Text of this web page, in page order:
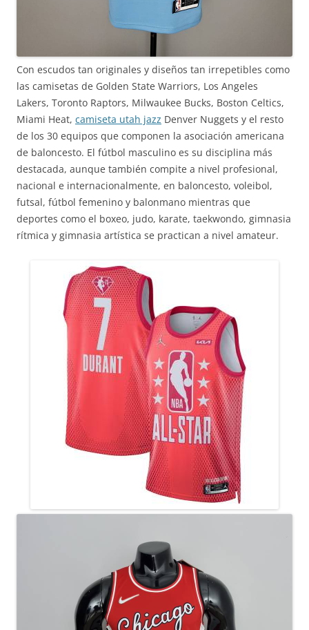
Con escudos tan originales y diseños tan irrepetibles como
las camisetas de Golden State Warriors, Los Angeles
Lakers, Toronto Raptors, Milwaukee Bucks, Boston Celtics,
Miami Heat, camiseta utah jazz Denver Nuggets y el resto
de los 30 equipos que componen la asociación americana
de baloncesto. El fútbol masculino es su disciplina más
destacada, aunque también compite a nivel profesional,
nacional e internacionalmente, en baloncesto, voleibol,
futsal, fútbol femenino y balonmano mientras que
deportes como el boxeo, judo, karate, taekwondo, gimnasia
rítmica y gimnasia artística se practican a nivel amateur.